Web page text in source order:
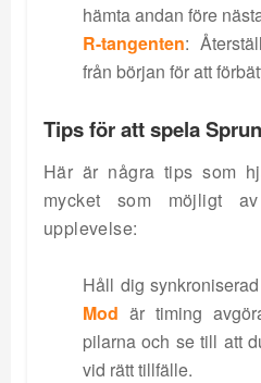
hämta andan före
R-tangenten:
från början för att
Tips för att spela
Här är några tips som
mycket som möjligt
upplevelse:
Håll dig
Mod är timing
pilarna och se till att
vid rätt tillfälle.